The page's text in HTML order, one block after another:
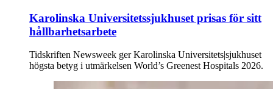
Karolinska Universitetssjukhuset prisas för sitt
hållbarhetsarbete
Tidskriften Newsweek ger Karolinska Universitets|sjukhuset
högsta betyg i utmärkelsen World’s Greenest Hospitals 2026.